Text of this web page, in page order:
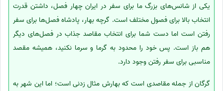
یکی از شانس‌های بزرگ ما برای سفر در ایران چهار فصل، داشتن قدرت
انتخاب بالا برای فصول مختلف است. گرچه بهار، پادشاه فصل‌ها برای سفر
رفتن است اما دست شما برای انتخاب مقاصد جذاب در فصل‌های دیگر
هم باز است. پس خود را محدود به گرما و سرما نکنید، همیشه مقصد
مناسبی برای سفر رفتن وجود دارد.
گرگان از جمله مقاصدی است که بهارش مثال زدنی است؛ اما این شهر به